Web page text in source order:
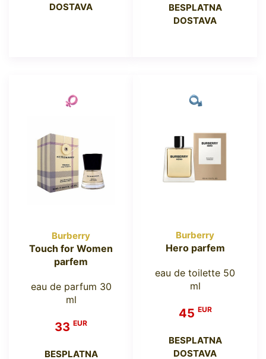
DOSTAVA
BESPLATNA
DOSTAVA
Burberry
Touch for Women
parfem
eau de parfum 30
ml
33 EUR
BESPLATNA
Burberry
Hero parfem
eau de toilette 50
ml
45 EUR
BESPLATNA
DOSTAVA